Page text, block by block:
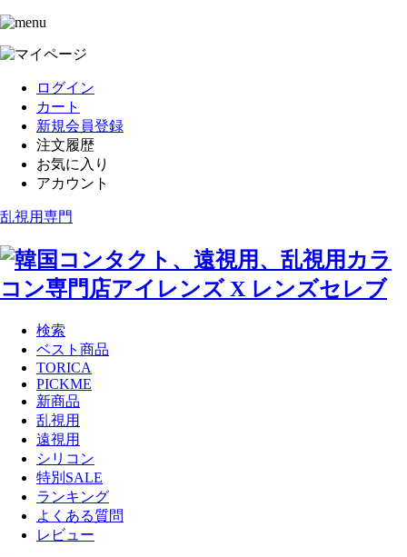
ログイン
カート
新規会員登録
注文履歴
お気に入り
アカウント
乱視用専門
検索
ベスト商品
TORICA
PICKME
新商品
乱視用
遠視用
シリコン
特別SALE
ランキング
よくある質問
レビュー